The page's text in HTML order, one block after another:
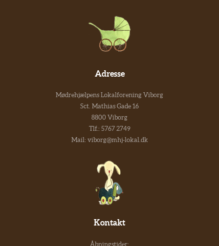
Adresse
Mødrehjælpens Lokalforening Viborg
Sct. Mathias Gade 16
8800 Viborg
Tlf.: 5767 2749
Mail: viborg@mhj-lokal.dk
Kontakt
Åbningstider: